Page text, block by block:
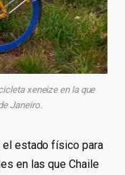
xeneize en la que
Janeiro.
el estado físico para
en las que Chaile